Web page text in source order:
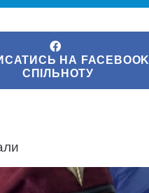
НА FACEBOOK
СПІЛЬНОТУ